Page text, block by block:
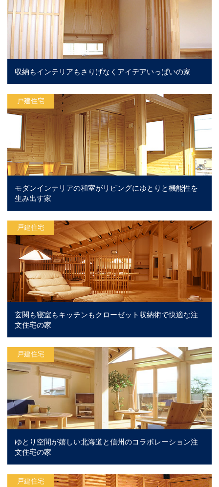
収納もインテリアもさりげなくアイデアいっぱいの家
戸建住宅
モダンインテリアの和室がリビングにゆとりと機能性を
生み出す家
戸建住宅
玄関も寝室もキッチンもクローゼット収納術で快適な注
文住宅の家
戸建住宅
ゆとり空間が嬉しい北海道と信州のコラボレーション注
文住宅の家
戸建住宅